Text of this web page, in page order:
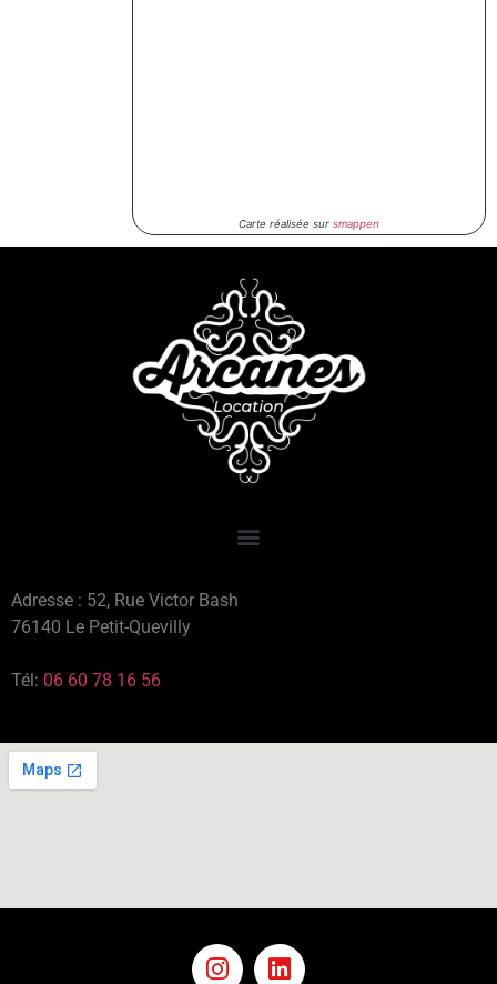
Carte réalisée sur smappen
Adresse : 52, Rue Victor Bash
76140 Le Petit-Quevilly
Tél: 06 60 78 16 56